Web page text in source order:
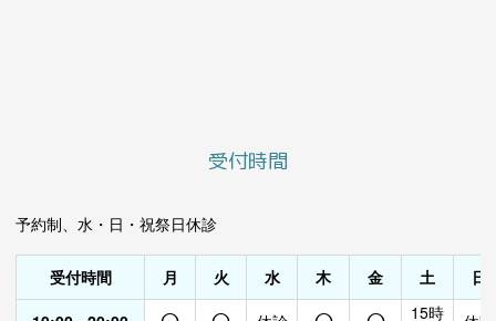
受付時間
予約制、水・日・祝祭日休診
受付時間 月 火 水 木 金 土
日
15時